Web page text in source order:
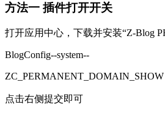
方法一 插件打开开关
打开应用中心，下载并安装“Z-Blog
BlogConfig--system--
点击右侧提交即可